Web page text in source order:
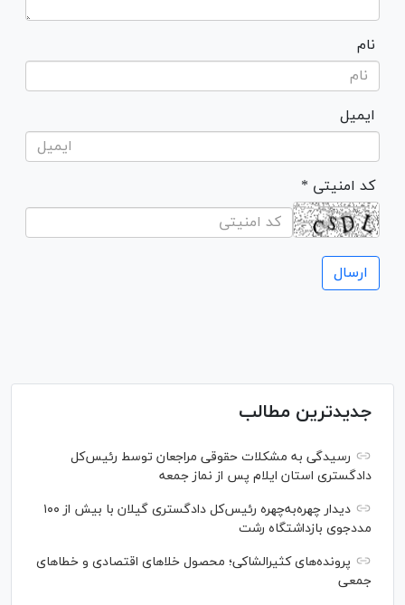
نام
ایمیل
* کد امنیتی
جدیدترین مطالب
رسیدگی به مشکلات حقوقی مراجعان توسط رئیس‌کل
دادگستری استان ایلام پس از نماز جمعه
دیدار چهره‌به‌چهره رئیس‌کل دادگستری گیلان با بیش از ۱۰۰
مددجوی بازداشتگاه رشت
پرونده‌های کثیرالشاکی؛ محصول خلا‌های اقتصادی و خطا‌های
جمعی